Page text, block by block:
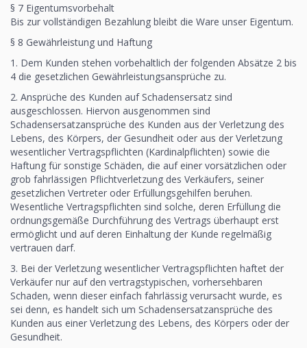
§ 7 Eigentumsvorbehalt
Bis zur vollständigen Bezahlung bleibt die Ware unser Eigentum.
§ 8 Gewährleistung und Haftung
1. Dem Kunden stehen vorbehaltlich der folgenden Absätze 2 bis
4 die gesetzlichen Gewährleistungsansprüche zu.
2. Ansprüche des Kunden auf Schadensersatz sind
ausgeschlossen. Hiervon ausgenommen sind
Schadensersatzansprüche des Kunden aus der Verletzung des
Lebens, des Körpers, der Gesundheit oder aus der Verletzung
wesentlicher Vertragspflichten (Kardinalpflichten) sowie die
Haftung für sonstige Schäden, die auf einer vorsätzlichen oder
grob fahrlässigen Pflichtverletzung des Verkäufers, seiner
gesetzlichen Vertreter oder Erfüllungsgehilfen beruhen.
Wesentliche Vertragspflichten sind solche, deren Erfüllung die
ordnungsgemäße Durchführung des Vertrags überhaupt erst
ermöglicht und auf deren Einhaltung der Kunde regelmäßig
vertrauen darf.
3. Bei der Verletzung wesentlicher Vertragspflichten haftet der
Verkäufer nur auf den vertragstypischen, vorhersehbaren
Schaden, wenn dieser einfach fahrlässig verursacht wurde, es
sei denn, es handelt sich um Schadensersatzansprüche des
Kunden aus einer Verletzung des Lebens, des Körpers oder der
Gesundheit.